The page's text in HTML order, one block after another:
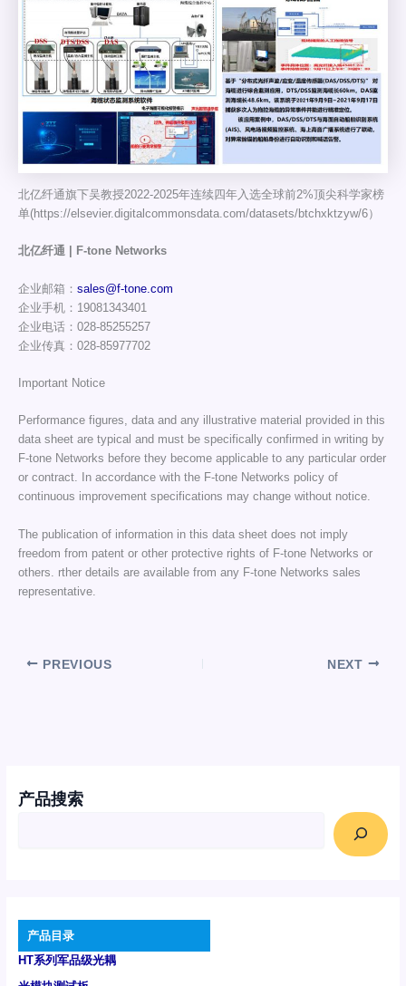
产品搜索
产品目录
HT系列军品级光耦
北亿纤通旗下吴教授2022-2025年连续四年入选全球前2%顶尖科学家榜
单(https://elsevier.digitalcommonsdata.com/datasets/btchxktzyw/6）
北亿纤通 | F-tone Networks
企业邮箱： sales@f-tone.com
企业手机：19081343401
企业电话：028-85255257
企业传真：028-85977702
Important Notice
Performance figures, data and any illustrative material provided in this
data sheet are typical and must be specifically confirmed in writing by
F-tone Networks before they become applicable to any particular order
or contract. In accordance with the F-tone Networks policy of
continuous improvement specifications may change without notice.
The publication of information in this data sheet does not imply
freedom from patent or other protective rights of F-tone Networks or
others. rther details are available from any F-tone Networks sales
representative.
PREVIOUS NEXT